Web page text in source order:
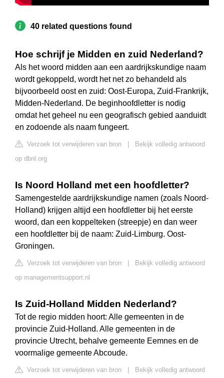
40 related questions found
Hoe schrijf je Midden en zuid Nederland?
Als het woord midden aan een aardrijkskundige naam
wordt gekoppeld, wordt het net zo behandeld als
bijvoorbeeld oost en zuid: Oost-Europa, Zuid-Frankrijk,
Midden-Nederland. De beginhoofdletter is nodig
omdat het geheel nu een geografisch gebied aanduidt
en zodoende als naam fungeert.
Verzoek tot verwijderen van bron
Bekijk volledig antwoord
op dbnl.org
Is Noord Holland met een hoofdletter?
Samengestelde aardrijkskundige namen (zoals Noord-
Holland) krijgen altijd een hoofdletter bij het eerste
woord, dan een koppelteken (streepje) en dan weer
een hoofdletter bij de naam: Zuid-Limburg. Oost-
Groningen.
Verzoek tot verwijderen van bron
Bekijk volledig antwoord
op managementsupport.nl
Is Zuid-Holland Midden Nederland?
Tot de regio midden hoort: Alle gemeenten in de
provincie Zuid-Holland. Alle gemeenten in de
provincie Utrecht, behalve gemeente Eemnes en de
voormalige gemeente Abcoude.
Verzoek tot verwijderen van bron
Bekijk volledig antwoord